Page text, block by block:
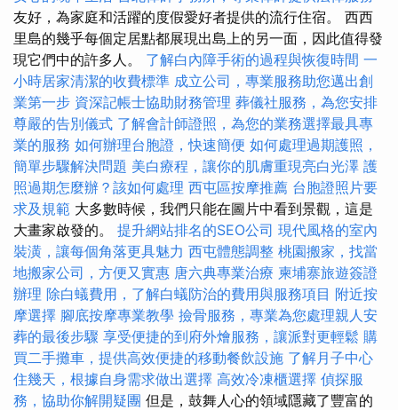
友好，為家庭和活躍的度假愛好者提供的流行住宿。 西西
里島的幾乎每個定居點都展現出島上的另一面，因此值得發
現它們中的許多人。 了解白內障手術的過程與恢復時間 一
小時居家清潔的收費標準 成立公司，專業服務助您邁出創
業第一步 資深記帳士協助財務管理 葬儀社服務，為您安排
尊嚴的告別儀式 了解會計師證照，為您的業務選擇最具專
業的服務 如何辦理台胞證，快速簡便 如何處理過期護照，
簡單步驟解決問題 美白療程，讓你的肌膚重現亮白光澤 護
照過期怎麼辦？該如何處理 西屯區按摩推薦 台胞證照片要
求及規範 大多數時候，我們只能在圖片中看到景觀，這是
大畫家啟發的。 提升網站排名的SEO公司 現代風格的室內
裝潢，讓每個角落更具魅力 西屯體態調整 桃園搬家，找當
地搬家公司，方便又實惠 唐六典專業治療 柬埔寨旅遊簽證
辦理 除白蟻費用，了解白蟻防治的費用與服務項目 附近按
摩選擇 腳底按摩專業教學 撿骨服務，專業為您處理親人安
葬的最後步驟 享受便捷的到府外燴服務，讓派對更輕鬆 購
買二手攤車，提供高效便捷的移動餐飲設施 了解月子中心
住幾天，根據自身需求做出選擇 高效冷凍櫃選擇 偵探服
務，協助你解開疑團 但是，鼓舞人心的領域隱藏了豐富的